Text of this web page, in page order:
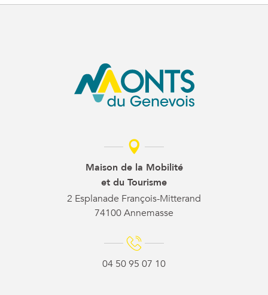
Maison de la Mobilité
et du Tourisme
2 Esplanade François-Mitterand
74100 Annemasse
04 50 95 07 10